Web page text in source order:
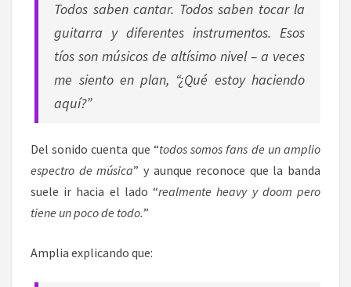
Todos saben cantar. Todos saben tocar la
guitarra y diferentes instrumentos. Esos
tíos son músicos de altísimo nivel – a veces
me siento en plan, “¿Qué estoy haciendo
aquí?”
Del sonido cuenta que “todos somos fans de un amplio
espectro de música” y aunque reconoce que la banda
suele ir hacia el lado “realmente heavy y doom pero
tiene un poco de todo.”
Amplia explicando que: